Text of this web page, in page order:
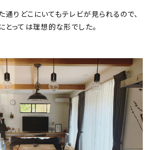
りどこにいてもテレビが見られるので、
とっては理想的な形でした。